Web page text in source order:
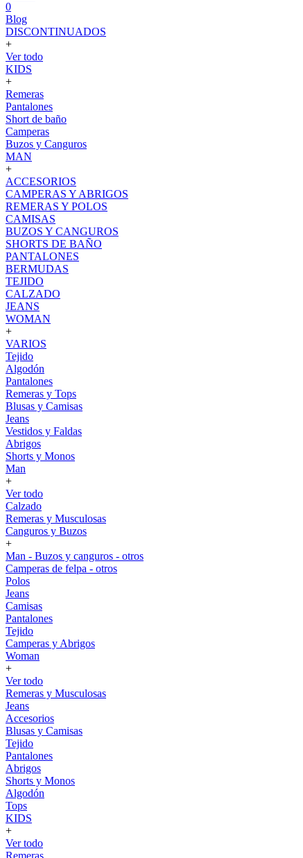
0
Blog
DISCONTINUADOS
+
Ver todo
KIDS
+
Remeras
Pantalones
Short de baño
Camperas
Buzos y Canguros
MAN
+
ACCESORIOS
CAMPERAS Y ABRIGOS
REMERAS Y POLOS
CAMISAS
BUZOS Y CANGUROS
SHORTS DE BAÑO
PANTALONES
BERMUDAS
TEJIDO
CALZADO
JEANS
WOMAN
+
VARIOS
Tejido
Algodón
Pantalones
Remeras y Tops
Blusas y Camisas
Jeans
Vestidos y Faldas
Abrigos
Shorts y Monos
Man
+
Ver todo
Calzado
Remeras y Musculosas
Canguros y Buzos
+
Man - Buzos y canguros - otros
Camperas de felpa - otros
Polos
Jeans
Camisas
Pantalones
Tejido
Camperas y Abrigos
Woman
+
Ver todo
Remeras y Musculosas
Jeans
Accesorios
Blusas y Camisas
Tejido
Pantalones
Abrigos
Shorts y Monos
Algodón
Tops
KIDS
+
Ver todo
Remeras